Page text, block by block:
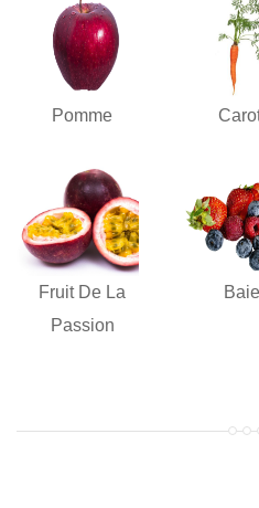
Pomme
Fruit De La
Passion